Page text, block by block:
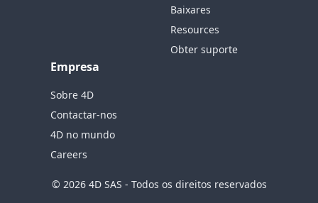
Baixares
Resources
Obter suporte
Empresa
Sobre 4D
Contactar-nos
4D no mundo
Careers
© 2026 4D SAS - Todos os direitos reservados